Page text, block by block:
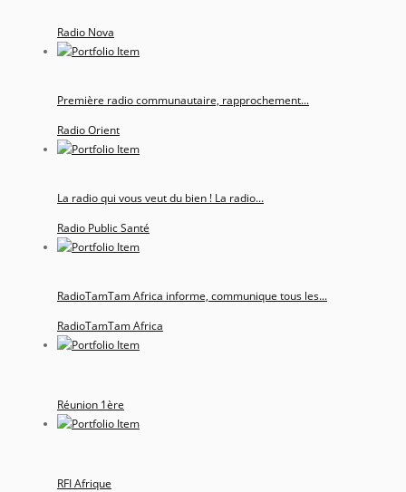
Radio Nova
Première radio communautaire, rapprochement...
Radio Orient
La radio qui vous veut du bien ! La radio...
Radio Public Santé
RadioTamTam Africa informe, communique tous les...
RadioTamTam Africa
Réunion 1ère
RFI Afrique